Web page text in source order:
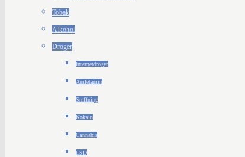
Tobak
Alkohol
Droger
Internetdroger
Amfetamin
Sniffning
Kokain
Cannabis
LSD